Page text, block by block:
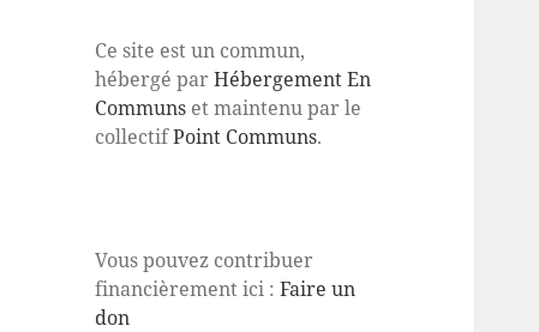
Ce site est un commun,
hébergé parHébergement En
Communs et maintenu par le
collectifPoint Communs.
Vous pouvez contribuer
financièrement ici :Faire un
don